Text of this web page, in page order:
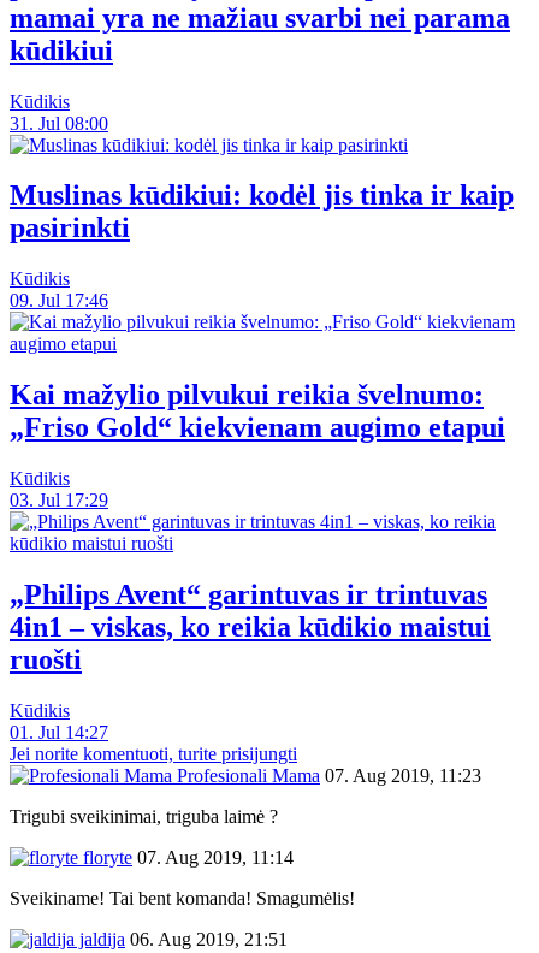
mamai yra ne mažiau svarbi nei parama
kūdikiui
Kūdikis
31. Jul 08:00
Muslinas kūdikiui: kodėl jis tinka ir kaip
pasirinkti
Kūdikis
09. Jul 17:46
Kai mažylio pilvukui reikia švelnumo:
„Friso Gold“ kiekvienam augimo etapui
Kūdikis
03. Jul 17:29
„Philips Avent“ garintuvas ir trintuvas
4in1 – viskas, ko reikia kūdikio maistui
ruošti
Kūdikis
01. Jul 14:27
Jei norite komentuoti, turite prisijungti
Profesionali Mama 07. Aug 2019, 11:23
Trigubi sveikinimai, triguba laimė ?
floryte 07. Aug 2019, 11:14
Sveikiname! Tai bent komanda! Smagumėlis!
jaldija 06. Aug 2019, 21:51